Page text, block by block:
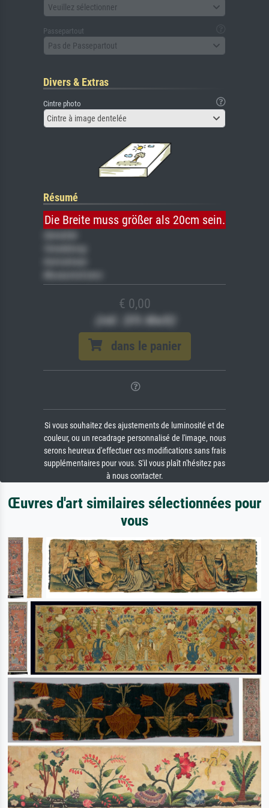
Veuillez sélectionner
Passepartout
Pas de Passepartout
Divers & Extras
Cintre photo
Cintre à image dentelée
Résumé
Die Breite muss größer als 20cm sein.
€ 0,00
(inkl. 20% MwSt)
dans le panier
Si vous souhaitez des ajustements de luminosité et de
couleur, ou un recadrage personnalisé de l'image, nous
serons heureux d'effectuer ces modifications sans frais
supplémentaires pour vous. S'il vous plaît n'hésitez pas
à nous contacter.
Œuvres d'art similaires sélectionnées pour
vous